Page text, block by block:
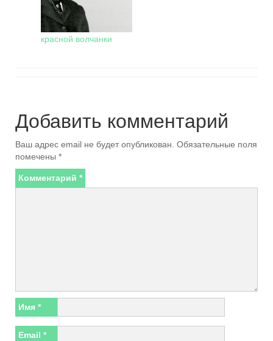
красной волчанки
Добавить комментарий
Ваш адрес email не будет опубликован. Обязательные поля
помечены *
Комментарий *
Имя *
Email *